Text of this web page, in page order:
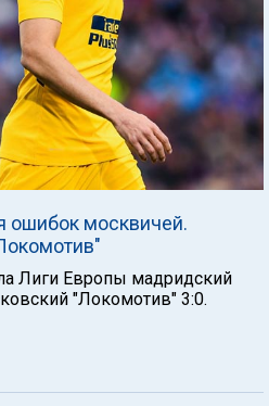
ошибок москвичей.
Лиги Европы мадридский
"Локомотив" 3:0.